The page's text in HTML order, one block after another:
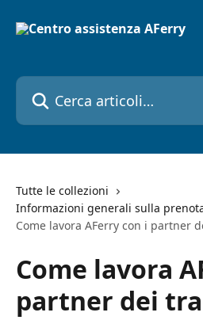
Cerca articoli…
Tutte le collezioni
Informazioni generali sulla
Come lavora AFerry con i partner
Come lavora
partner dei